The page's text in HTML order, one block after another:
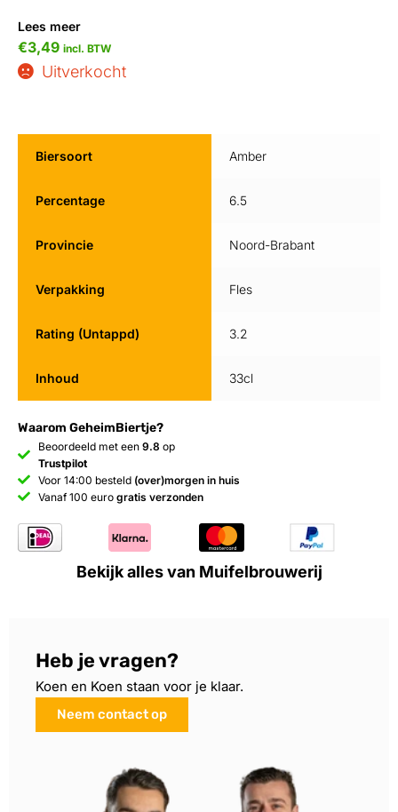
Lees meer
€3,49 incl. BTW
Uitverkocht
Waarom GeheimBiertje?
Beoordeeld met een 9.8 op
Trustpilot
Voor 14:00 besteld (over)morgen in huis
Vanaf 100 euro gratis verzonden
Biersoort Amber
Percentage 6.5
Provincie Noord-Brabant
Verpakking Fles
Rating (Untappd) 3.2
Inhoud 33cl
Bekijk alles van Muifelbrouwerij
Heb je vragen?
Koen en Koen staan voor je klaar.
Neem contact op